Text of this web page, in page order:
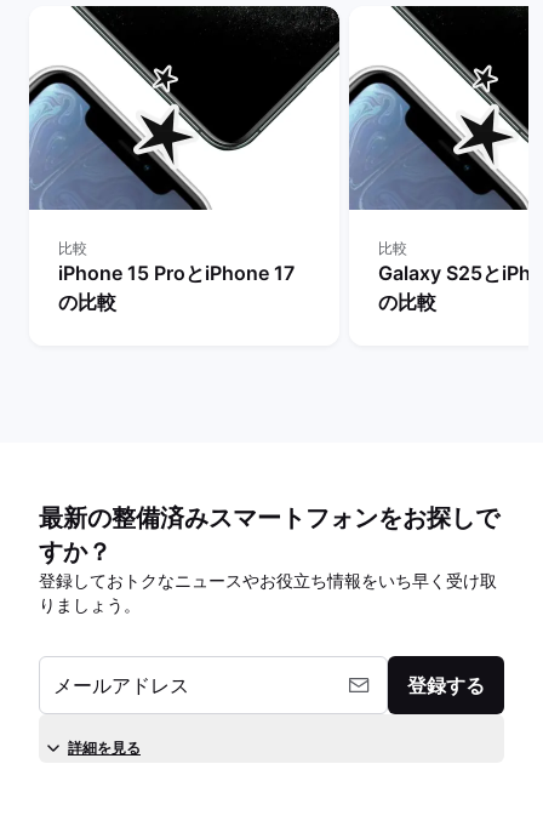
比較
iPhone 15 ProとiPhone 17
の比較
比較
Galaxy S25と
の比較
最新の整備済みスマートフォンをお探しで
すか？
登録しておトクなニュースやお役立ち情報をいち早く受け取
りましょう。
メールアドレス 登録する
詳細を見る